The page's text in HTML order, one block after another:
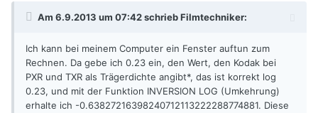
Am 6.9.2013 um 07:42 schrieb Filmtechniker:
Ich kann bei meinem Computer ein Fenster auftun zum
Rechnen. Da gebe ich 0.23 ein, den Wert, den Kodak bei
PXR und TXR als Trägerdichte angibt*, das ist korrekt log
0.23, und mit der Funktion INVERSION LOG (Umkehrung)
erhalte ich -0.63827216398240712113222288774881. Diese